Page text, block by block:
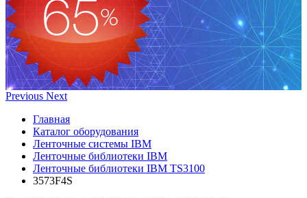
Previous Next
Главная
Каталог оборудования
Ленточные системы IBM
Ленточные библиотеки IBM
Ленточные библиотеки IBM TS3100
3573F4S